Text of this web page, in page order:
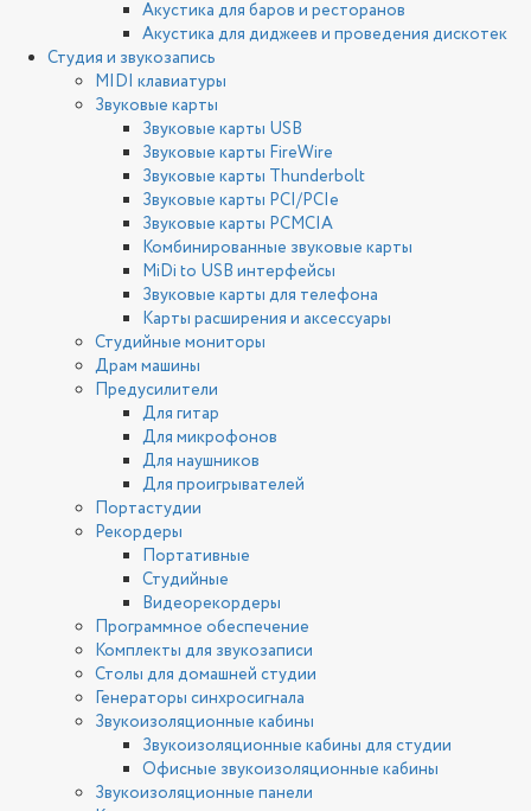
Акустика для баров и ресторанов
Акустика для диджеев и проведения дискотек
Студия и звукозапись
MIDI клавиатуры
Звуковые карты
Звуковые карты USB
Звуковые карты FireWire
Звуковые карты Thunderbolt
Звуковые карты PCI/PCIe
Звуковые карты PCMCIA
Комбинированные звуковые карты
MiDi to USB интерфейсы
Звуковые карты для телефона
Карты расширения и аксессуары
Студийные мониторы
Драм машины
Предусилители
Для гитар
Для микрофонов
Для наушников
Для проигрывателей
Портастудии
Рекордеры
Портативные
Студийные
Видеорекордеры
Программное обеспечение
Комплекты для звукозаписи
Столы для домашней студии
Генераторы синхросигнала
Звукоизоляционные кабины
Звукоизоляционные кабины для студии
Офисные звукоизоляционные кабины
Звукоизоляционные панели